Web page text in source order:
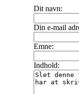
Dit navn:
Din e-mail
Emne:
Indhold: